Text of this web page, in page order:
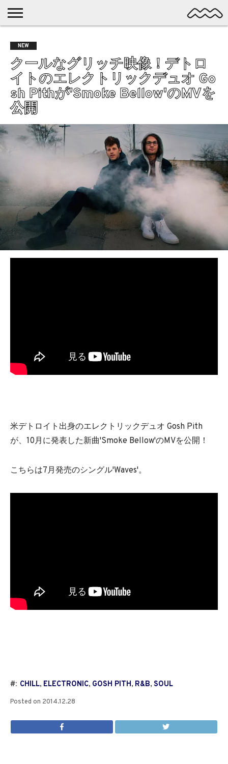
MUSIC
LATEST
POSTS
SPOTLIGHT
NYP
/ DL
DISCOVERY
POP
ALTERNATIVE
ELECTRONIC
SSW
FOLK
PSYCH
DREAMPOP
POSTPUNK
SYNTHPOP
PUNK
SHOEGAZE
BEDROOM
R&B
NEW
クールなグリッチ映像！デトロ
イトのエレクトリックデュオ Go
sh Pithが'Smoke Bellow'のMVを
公開
米デトロイト出身のエレクトリックデュオ Gosh Pith
が、10月に発表した新曲'Smoke Bellow'のMVを公開！
こちらは7月発売のシングル'Waves'。
#: CHILL, ELECTRONIC, GOSH PITH, R&B, SOUL
Posted on 2014.12.28